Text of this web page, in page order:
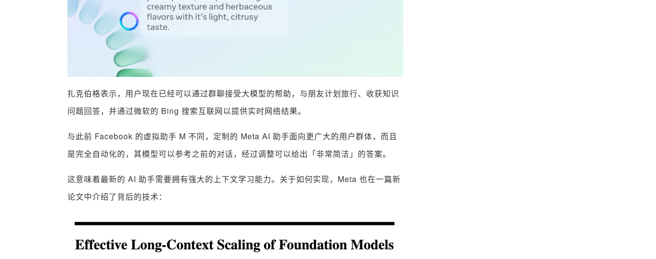
扎克伯格表示，用户现在已经可以通过群聊接受大模型的帮助，与朋友计划旅行、收获知识
问题回答，并通过微软的 Bing 搜索互联网以提供实时网络结果。
与此前 Facebook 的虚拟助手 M 不同，定制的 Meta AI 助手面向更广大的用户群体，而且
是完全自动化的，其模型可以参考之前的对话，经过调整可以给出「非常简洁」的答案。
这意味着最新的 AI 助手需要拥有强大的上下文学习能力。关于如何实现，Meta 也在一篇新
论文中介绍了背后的技术：